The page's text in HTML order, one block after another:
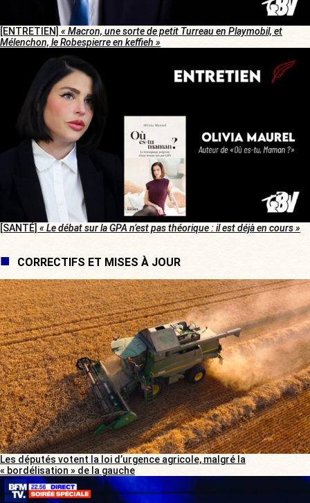
[ENTRETIEN] « Macron, une sorte de petit Turreau en Playmobil, et
Mélenchon, le Robespierre en keffieh »
[SANTÉ] « Le débat sur la GPA n’est pas théorique : il est déjà en cours »
CORRECTIFS ET MISES À JOUR
Les députés votent la loi d’urgence agricole, malgré la
« bordélisation » de la gauche